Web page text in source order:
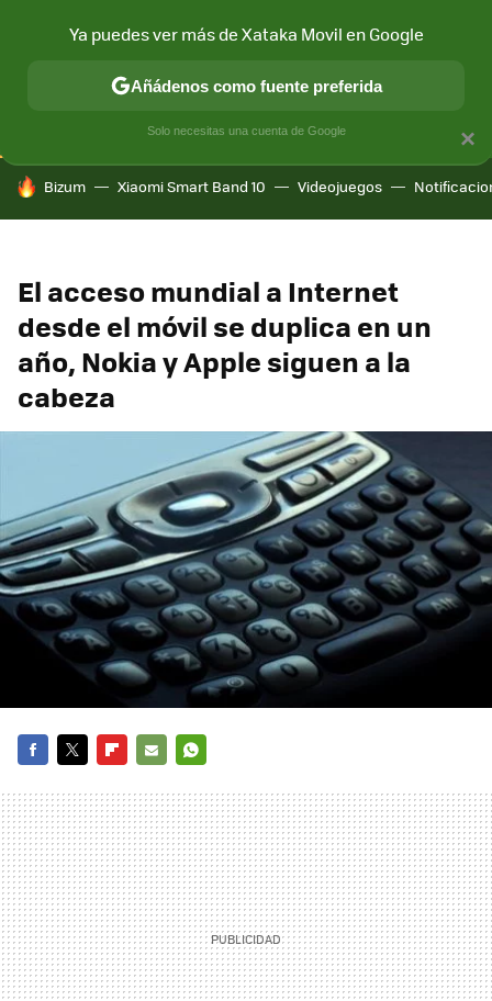
CONECTIVIDAD MÓVIL Y SOCIEDAD APLICACIONES
HOY SE HABLA DE
Bizum Xiaomi Smart Band 10 Videojuegos
El acceso mundial a Internet
desde el móvil se duplica en un
año, Nokia y Apple siguen a la
cabeza
MAIL
×
Ya puedes ver más de Xataka Movil en Google
Añádenos como fuente preferida
Solo necesitas una cuenta de Google